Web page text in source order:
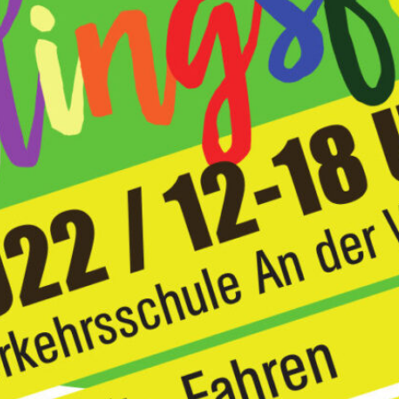
adfc_tk auf Instagram
Kategorien
Alltag
(85)
Erholung(13)
Event
(203)
Fundstück
Infrastruktur(105)
Medien(33)
Meinung
(71)
Spenden(4)
Umweltsensoren(5)